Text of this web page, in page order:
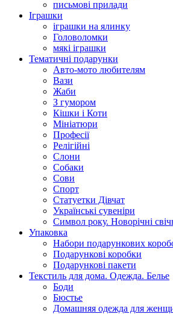
письмові прилади
Іграшки
іграшки на ялинку
Головоломки
мякі іграшки
Тематичні подарунки
Авто-мото любителям
Вази
Жаби
З гумором
Кішки і Коти
Мініатюри
Професії
Релігійні
Слони
Собаки
Сови
Спорт
Статуетки Дівчат
Українські сувеніри
Символ року. Новорічні
Упаковка
Набори подарункових
Подарункові коробки
Подарункові пакети
Текстиль для дома. Одежда. Белье
Боди
Бюстье
Домашняя одежда для